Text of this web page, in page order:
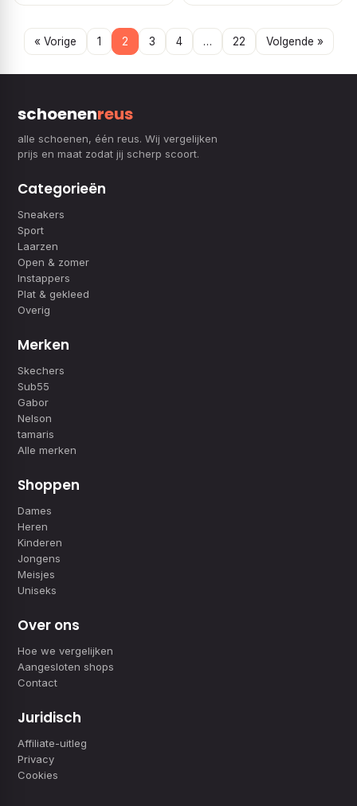
« Vorige 1 2 3 4 … 22 Volgende »
schoenenreus
alle schoenen, één reus. Wij vergelijken
prijs en maat zodat jij scherp scoort.
Categorieën
Sneakers
Sport
Laarzen
Open & zomer
Instappers
Plat & gekleed
Overig
Merken
Skechers
Sub55
Gabor
Nelson
tamaris
Alle merken
Shoppen
Dames
Heren
Kinderen
Jongens
Meisjes
Uniseks
Over ons
Hoe we vergelijken
Aangesloten shops
Contact
Juridisch
Affiliate-uitleg
Privacy
Cookies